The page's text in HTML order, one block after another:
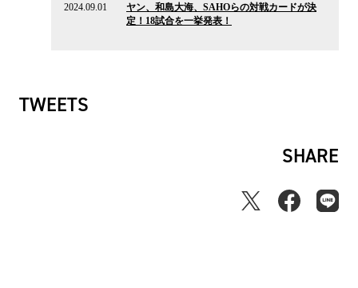
2024.09.01
ヤン、和島大海、SAHOらの対戦カードが決
定！18試合を一挙発表！
TWEETS
SHARE